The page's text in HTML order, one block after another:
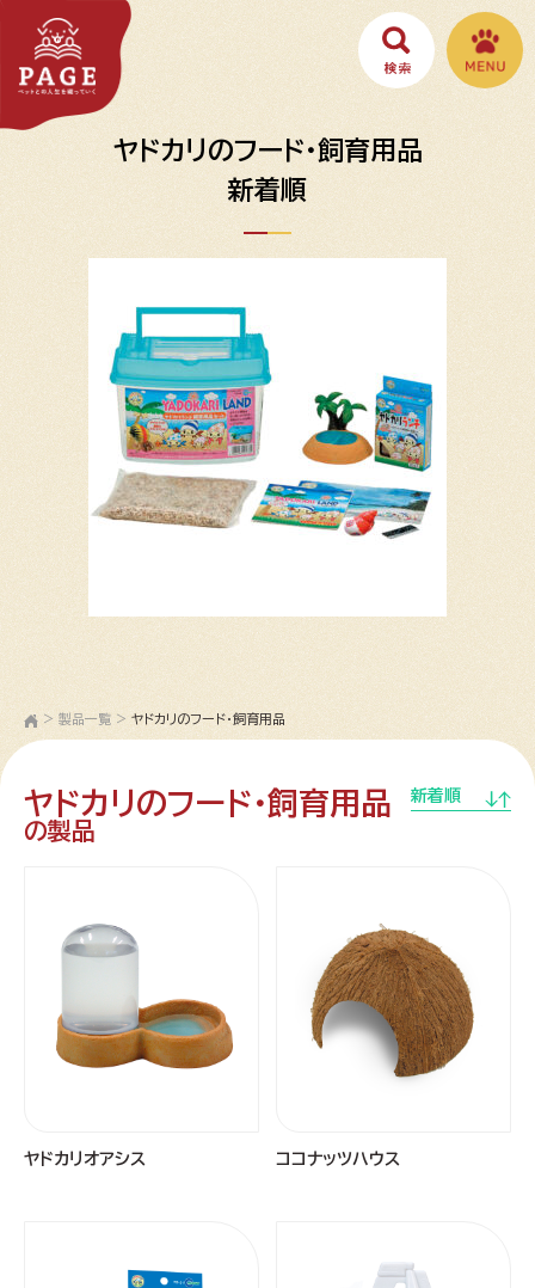
ヤドカリのフード・飼育用品
新着順
> 製品一覧 > ヤドカリのフード・飼育用品
ヤドカリのフード・飼育用品
の製品
新着順
ヤドカリオアシス ココナッツハウス